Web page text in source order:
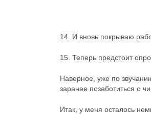
14. И вновь покрываю
15. Теперь предстоит
Наверное, уже по
заранее позаботиться о
Итак, у меня осталось